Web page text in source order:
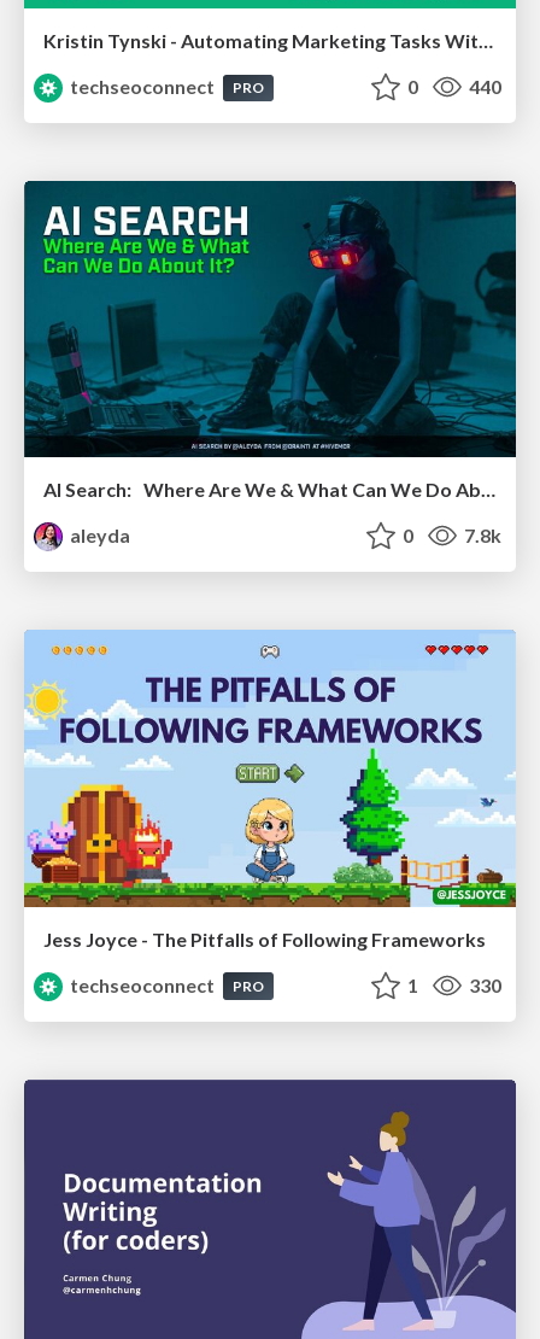
Kristin Tynski - Automating Marketing Tasks With AI
techseoconnect
PRO 0 440
AI Search: Where Are We & What Can We Do About It?
aleyda
0 7.8k
Jess Joyce - The Pitfalls of Following Frameworks
techseoconnect
PRO 1 330